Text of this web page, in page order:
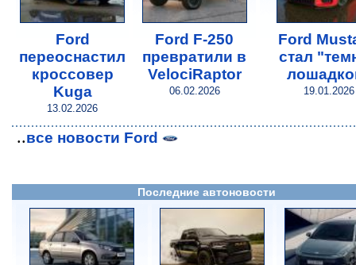
Ford
переоснастил
кроссовер
Kuga
13.02.2026
Ford F-250
превратили в
VelociRaptor
06.02.2026
Ford
стал
19.01.2026
..все новости Ford
Последние автоновости